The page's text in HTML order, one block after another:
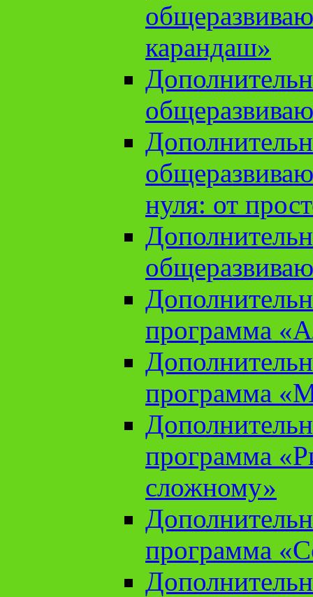
карандаш»
нуля: от
программа
программа
программа
сложному»
программа